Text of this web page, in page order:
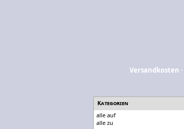
Versandkosten ·
Kategorien
alle auf
alle zu